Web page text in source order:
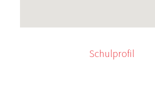
Schulprofil